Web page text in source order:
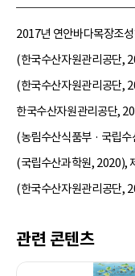
2017년 연안바다목장조
(한국수산자원관리공단,
(한국수산자원관리공단,
한국수산자원관리공단,
(농림수산식품부 · 국립
(국립수산과학원, 2020),
(한국수산자원관리공단,
관련 콘텐츠